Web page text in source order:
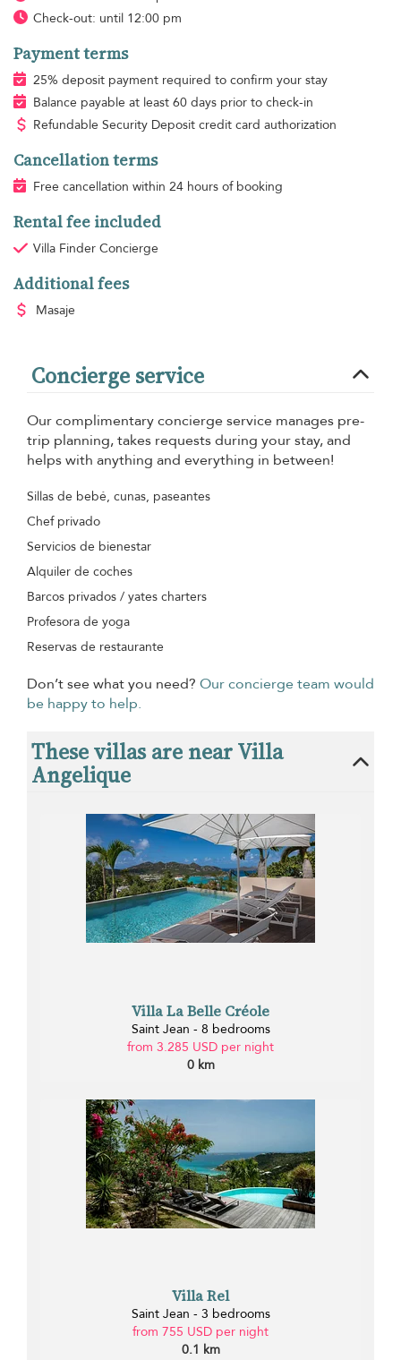
Check-out: until 12:00 pm
Payment terms
25% deposit payment required to confirm your stay
Balance payable at least 60 days prior to check-in
Refundable Security Deposit credit card authorization
Cancellation terms
Free cancellation within 24 hours of booking
Rental fee included
Villa Finder Concierge
Additional fees
Masaje
Concierge service
Our complimentary concierge service manages pre-
trip planning, takes requests during your stay, and
helps with anything and everything in between!
Sillas de bebé, cunas, paseantes
Chef privado
Servicios de bienestar
Alquiler de coches
Barcos privados / yates charters
Profesora de yoga
Reservas de restaurante
Don’t see what you need? Our concierge team would
be happy to help.
These villas are near Villa
Angelique
Villa La Belle Créole
Saint Jean - 8 bedrooms
from 3.285 USD per night
0 km
Villa Rel
Saint Jean - 3 bedrooms
from 755 USD per night
0.1 km